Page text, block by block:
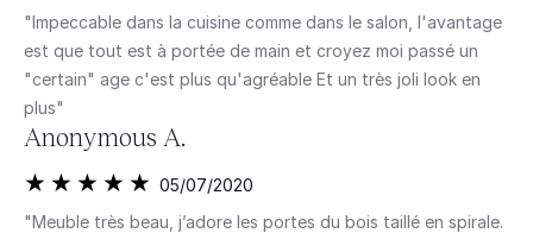
"Impeccable dans la cuisine comme dans le salon, l'avantage
est que tout est à portée de main et croyez moi passé un
"certain" age c'est plus qu'agréable Et un très joli look en
plus"
Anonymous A.
05/07/2020
"Meuble très beau, j’adore les portes du bois taillé en spirale.